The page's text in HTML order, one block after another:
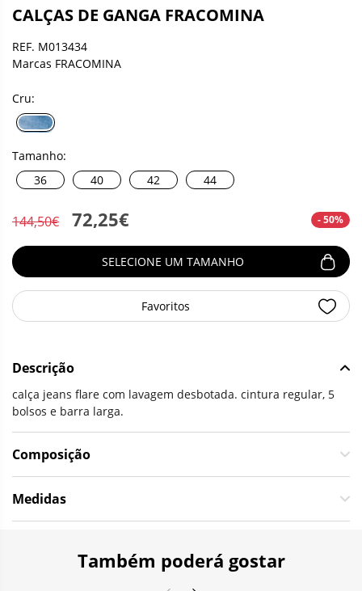
CALÇAS DE GANGA FRACOMINA
REF. M013434
Marcas FRACOMINA
Cru:
Tamanho:
36
40 42 44
144,50€ 72,25€ - 50%
SELECIONE UM TAMANHO
Favoritos
Descrição
calça jeans flare com lavagem desbotada. cintura regular, 5
bolsos e barra larga.
Composição
Medidas
Também poderá gostar